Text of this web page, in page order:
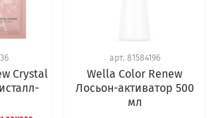
Crystal
арт. 81584196
Wella Color Renew
Лосьон-активатор 500
мл